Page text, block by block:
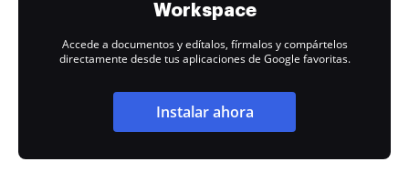
Workspace
Accede a documentos y edítalos, fírmalos y compártelos
directamente desde tus aplicaciones de Google favoritas.
Instalar ahora